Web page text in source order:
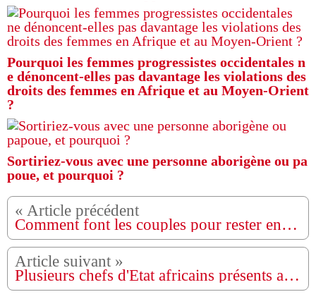
Pourquoi les femmes progressistes occidentales n
e dénoncent-elles pas davantage les violations des
droits des femmes en Afrique et au Moyen-Orient
?
Sortiriez-vous avec une personne aborigène ou pa
poue, et pourquoi ?
Comment font les couples pour rester ensemble pendant des années sans avoir d'enfants ?
Plusieurs chefs d'État africains présents au 8e Forum de Paris pour la Paix